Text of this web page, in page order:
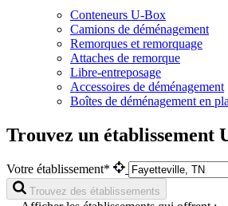
Conteneurs U-Box
Camions de déménagement
Remorques et remorquage
Attaches de remorque
Libre-entreposage
Accessoires de déménagement
Boîtes de déménagement en
Trouvez un établissement
Votre établissement*
Trouvez des établissements